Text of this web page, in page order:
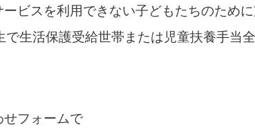
ビスを利用できない子どもたちのために
生活保護受給世帯または児童扶養手当
フォームで